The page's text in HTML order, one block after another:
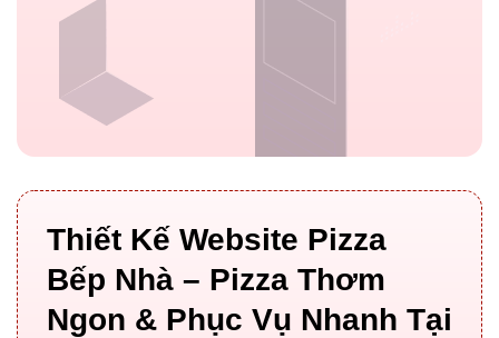
Thiết Kế Website Pizza
Bếp Nhà – Pizza Thơm
Ngon & Phục Vụ Nhanh Tại